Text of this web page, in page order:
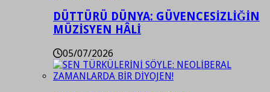
DÜTTÜRÜ DÜNYA: GÜVENCESİZLİĞİN
MÜZİSYEN HÂLİ
05/07/2026